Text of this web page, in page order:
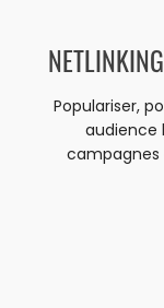
Populariser,
audience
campagnes